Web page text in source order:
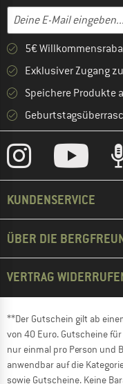
E-Mail-Adresse
Gib hier deine E-Mail-
5€
Exklusiver Zugang
Speichere Produkte
KUNDENSERVICE
ÜBER DIE
VERTRAG
**Der Gutschein gilt ab
von 40 Euro. Gutscheine
nur einmal pro Person und
anwendbar auf die
sowie Gutscheine. Keine